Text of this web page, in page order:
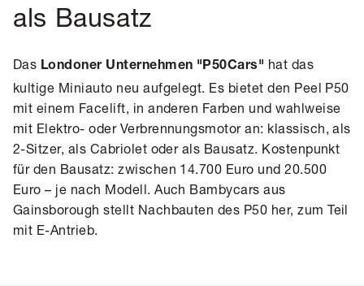
als Bausatz
Das Londoner Unternehmen "P50Cars" hat das
kultige Miniauto neu aufgelegt. Es bietet den Peel P50
mit einem Facelift, in anderen Farben und wahlweise
mit Elektro- oder Verbrennungsmotor an: klassisch, als
2-Sitzer, als Cabriolet oder als Bausatz. Kostenpunkt
für den Bausatz: zwischen 14.700 Euro und 20.500
Euro – je nach Modell. Auch Bambycars aus
Gainsborough stellt Nachbauten des P50 her, zum Teil
mit E-Antrieb.